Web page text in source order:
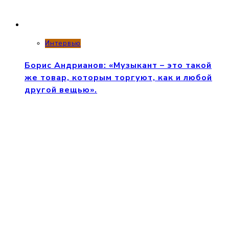
Интервью
Борис Андрианов: «Музыкант – это такой
же товар, которым торгуют, как и любой
другой вещью».